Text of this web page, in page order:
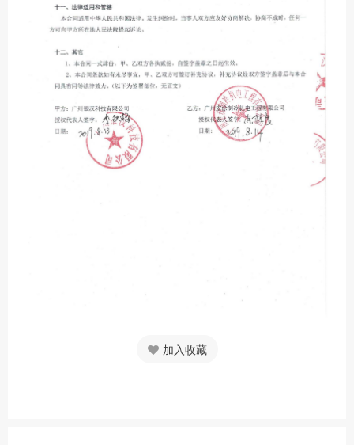
加入收藏